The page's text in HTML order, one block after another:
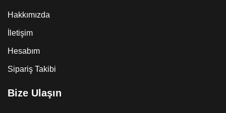
Hakkımızda
İletişim
Hesabım
Sipariş Takibi
Bize Ulaşın